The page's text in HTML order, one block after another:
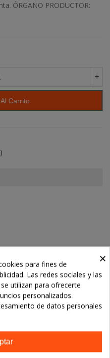
ÓRGANO PRODUCTOR:
+
Carrito
ESTE
×
para fines de
Las redes sociales y las
utilizan para ofrecerte
personalizados.
de datos personales